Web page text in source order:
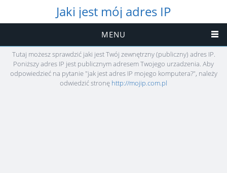
Jaki jest mój adres IP
MENU
Tutaj możesz sprawdzić jaki jest Twój zewnętrzny (publiczny) adres IP.
Poniższy adres IP jest publicznym adresem Twojego urzadzenia. Aby
odpowiedzieć na pytanie "jak jest adres IP mojego komputera?", należy
odwiedzić stronę http://mojip.com.pl